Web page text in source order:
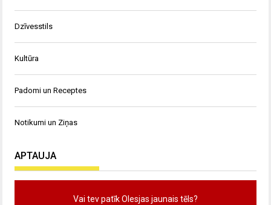
Dzīvesstils
Kultūra
Padomi un Receptes
Notikumi un Ziņas
APTAUJA
Vai tev patīk Olesjas jaunais tēls?